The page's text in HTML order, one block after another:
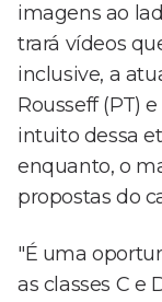
imagens ao
trará vídeos
inclusive, a
Rousseff (PT)
intuito dessa
enquanto, o
propostas do
"É uma
as classes C e